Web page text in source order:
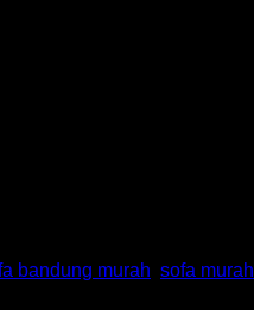
bandung murah sofa murah